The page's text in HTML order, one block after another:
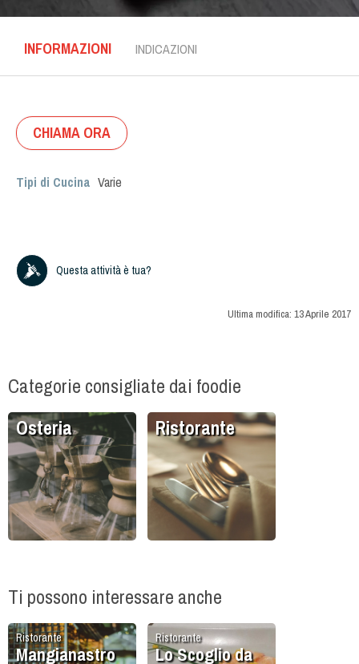
INFORMAZIONI INDICAZIONI
CHIAMA ORA
Tipi di Cucina Varie
Questa attività è tua?
Ultima modifica: 13 Aprile 2017
Categorie consigliate dai foodie
Osteria Ristorante
Ti possono interessare anche
Ristorante
Mangianastro
Ristorante
Lo Scoglio da